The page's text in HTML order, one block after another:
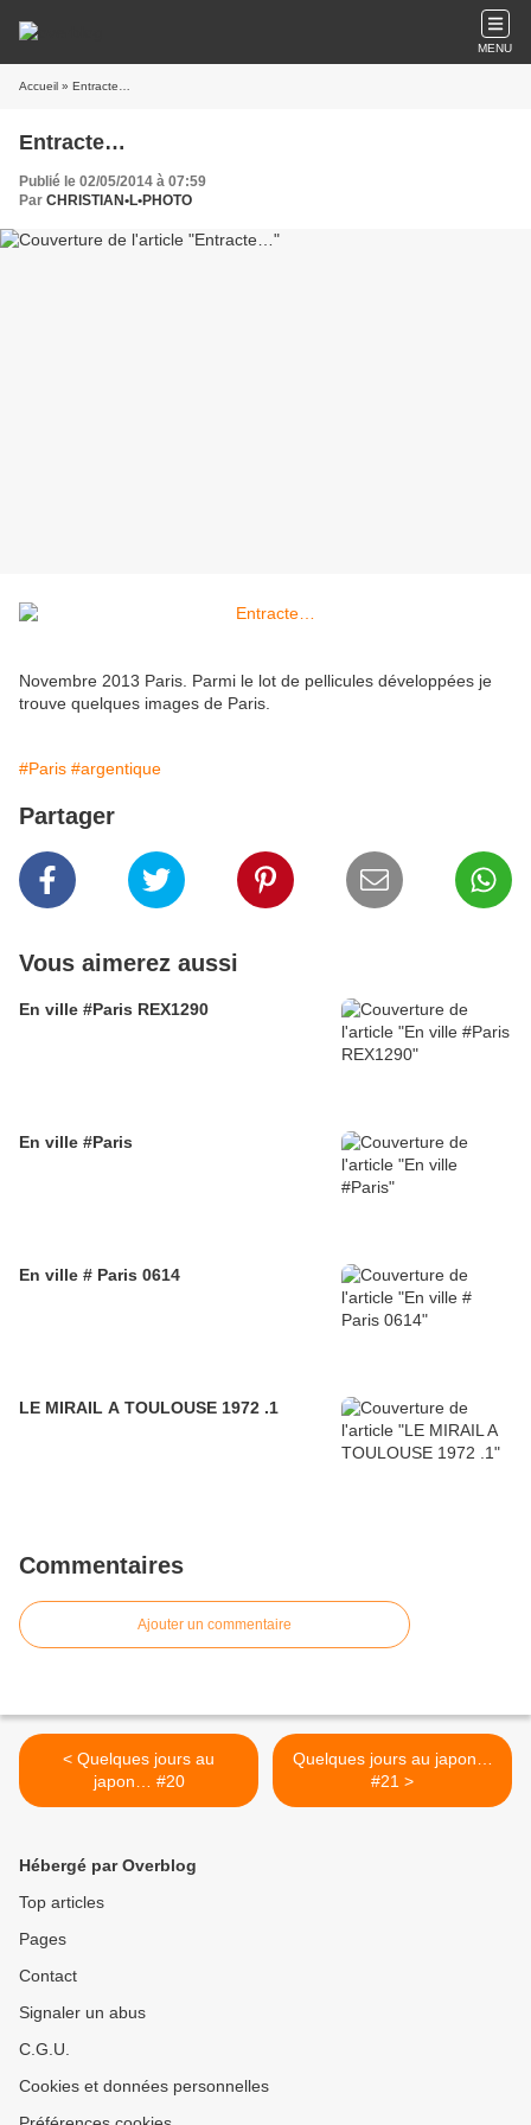
MENU
Accueil » Entracte…
Entracte…
Publié le 02/05/2014 à 07:59
Par CHRISTIAN•L•PHOTO
Novembre 2013 Paris. Parmi le lot de pellicules développées je
trouve quelques images de Paris.
#Paris #argentique
Partager
Vous aimerez aussi
En ville #Paris REX1290
En ville #Paris
En ville # Paris 0614
LE MIRAIL A TOULOUSE 1972 .1
Commentaires
Ajouter un commentaire
< Quelques jours au
japon… #20
Quelques jours au japon…
#21 >
Hébergé par Overblog
Top articles
Pages
Contact
Signaler un abus
C.G.U.
Cookies et données personnelles